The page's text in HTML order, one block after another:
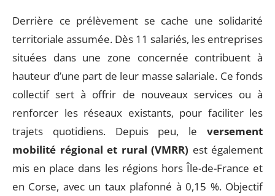
Derrière ce prélèvement se cache une solidarité
territoriale assumée. Dès 11 salariés, les entreprises
situées dans une zone concernée contribuent à
hauteur d’une part de leur masse salariale. Ce fonds
collectif sert à offrir de nouveaux services ou à
renforcer les réseaux existants, pour faciliter les
trajets quotidiens. Depuis peu, le versement
mobilité régional et rural (VMRR) est également
mis en place dans les régions hors Île-de-France et
en Corse, avec un taux plafonné à 0,15 %. Objectif